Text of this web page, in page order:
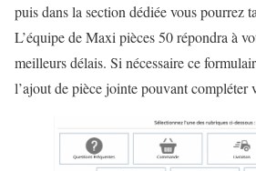
puis dans la section dédiée vous pourrez
L’équipe de Maxi pièces 50 répondra à
meilleurs délais. Si nécessaire ce
l’ajout de pièce jointe pouvant compléter